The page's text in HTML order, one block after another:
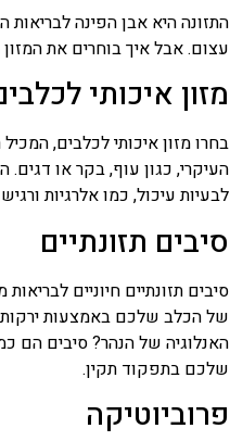
התזונה היא אבן הפינה
עצום. אבל איך בוחרים את
מזון איכותי
בחרו מזון איכותי לכלבים,
העיקרי, כגון עוף, בקר או דגים.
לבעיות עיכול, כמו אלרגיות
סיבים תזונתיים
סיבים תזונתיים חיוניים
של הכלב שלכם באמצעות ירקות
האנלוגיה של הנהר? סיבים הם
שלכם בתפקוד תקין.
פרוביוטיקה